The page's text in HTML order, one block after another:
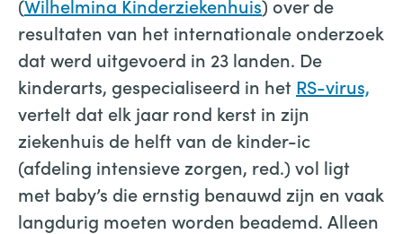
(Wilhelmina Kinderziekenhuis) over de
resultaten van het internationale onderzoek
dat werd uitgevoerd in 23 landen. De
kinderarts, gespecialiseerd in het RS-virus,
vertelt dat elk jaar rond kerst in zijn
ziekenhuis de helft van de kinder-ic
(afdeling intensieve zorgen, red.) vol ligt
met baby’s die ernstig benauwd zijn en vaak
langdurig moeten worden beademd. Alleen